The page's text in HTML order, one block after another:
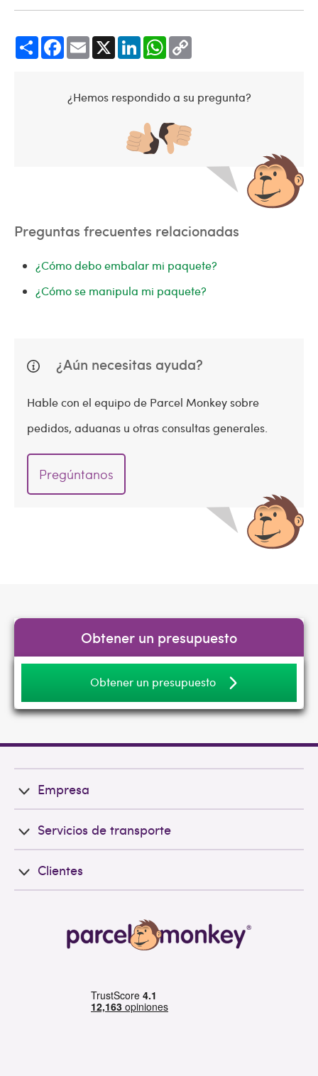
Share Facebook Email LinkedIn WhatsApp
¿Hemos respondido a su pregunta?
Preguntas frecuentes relacionadas
¿Cómo debo embalar mi paquete?
¿Cómo se manipula mi paquete?
¿Aún necesitas ayuda?
Hable con el equipo de Parcel Monkey sobre
pedidos, aduanas u otras consultas generales.
Pregúntanos
Obtener un presupuesto
Obtener un presupuesto
Empresa
Servicios de transporte
Clientes